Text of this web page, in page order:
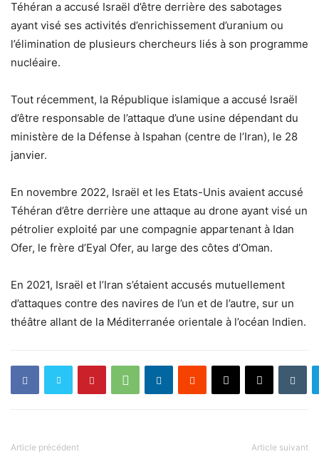
Téhéran a accusé Israël d’être derrière des sabotages
ayant visé ses activités d’enrichissement d’uranium ou
l’élimination de plusieurs chercheurs liés à son programme
nucléaire.
Tout récemment, la République islamique a accusé Israël
d’être responsable de l’attaque d’une usine dépendant du
ministère de la Défense à Ispahan (centre de l’Iran), le 28
janvier.
En novembre 2022, Israël et les Etats-Unis avaient accusé
Téhéran d’être derrière une attaque au drone ayant visé un
pétrolier exploité par une compagnie appartenant à Idan
Ofer, le frère d’Eyal Ofer, au large des côtes d’Oman.
En 2021, Israël et l’Iran s’étaient accusés mutuellement
d’attaques contre des navires de l’un et de l’autre, sur un
théâtre allant de la Méditerranée orientale à l’océan Indien.
Article précédent Article suivant